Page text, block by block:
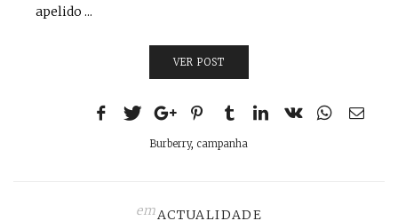
apelido ...
VER POST
Burberry, campanha
emACTUALIDADE